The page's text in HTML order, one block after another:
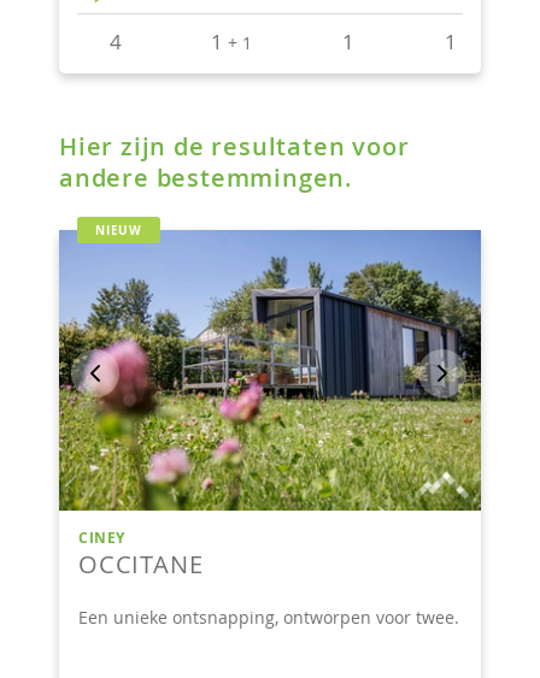
Hier zijn de resultaten voor
andere bestemmingen.